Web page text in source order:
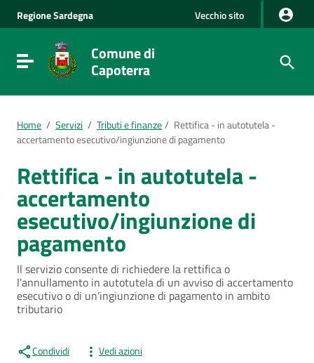
Vai alla navigazione del sito
Vai al Footer
RegioneSardegna Vecchio sito
Visualizza/nascondi menu di navigazione
Comune di
Capoterra
Home / Servizi / Tributi e finanze/ Rettifica - in autotutela -
accertamento esecutivo/ingiunzione di pagamento
Rettifica - in autotutela -
accertamento
esecutivo/ingiunzione di
pagamento
Il servizio consente di richiedere la rettifica o
l'annullamento in autotutela di un avviso di accertamento
esecutivo o di un’ingiunzione di pagamento in ambito
tributario
Condividi Vedi azioni